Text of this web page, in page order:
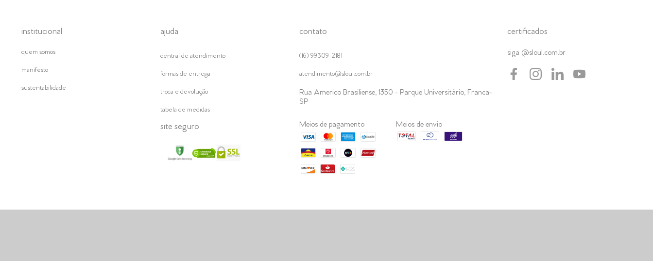
institucional
quem somos
manifesto
sustentabilidade
ajuda
central de atendimento
formas de entrega
troca e devolução
tabela de medidas
site seguro
contato
(16) 99309-2181
atendimento@sloul.com.br
Rua Americo Brasiliense, 1350 - Parque Universitário, Franca-
SP
Meios de pagamento Meios de envio
certificados
siga @sloul.com.br